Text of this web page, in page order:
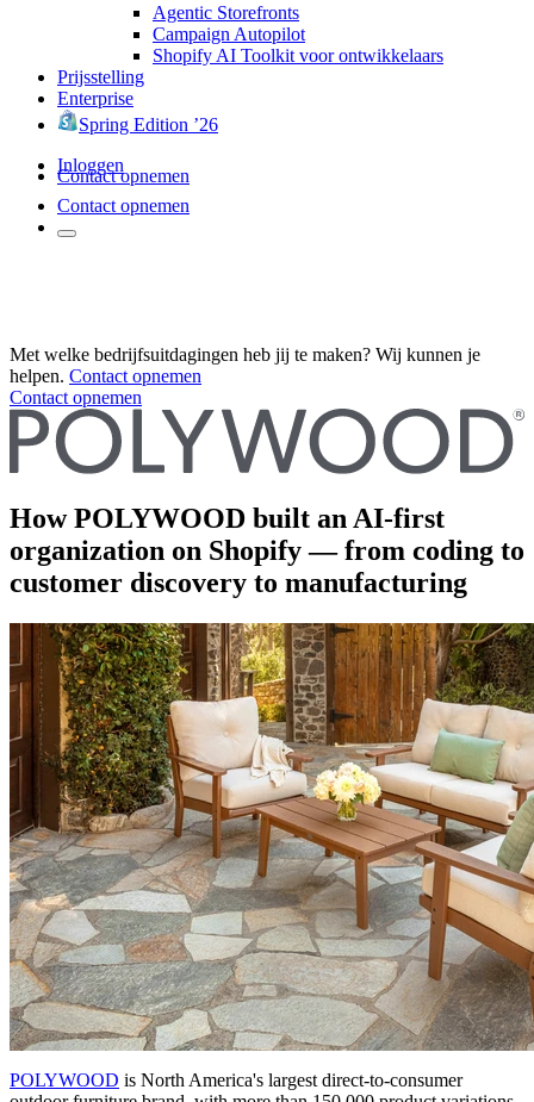
Agentic Storefronts
Campaign Autopilot
Shopify AI Toolkit voor ontwikkelaars
Prijsstelling
Enterprise
Spring Edition ’26
Inloggen
Contact opnemen
Contact opnemen
Met welke bedrijfsuitdagingen heb jij te maken? Wij kunnen je
helpen. Contact opnemen
Contact opnemen
How POLYWOOD built an AI-first
organization on Shopify — from coding to
customer discovery to manufacturing
POLYWOOD is North America's largest direct-to-consumer